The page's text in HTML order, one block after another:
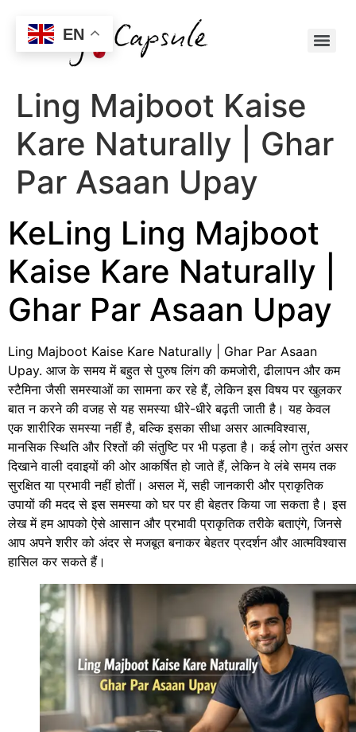
Ling Majboot Kaise
Kare Naturally | Ghar
Par Asaan Upay
KeLing Ling Majboot
Kaise Kare Naturally |
Ghar Par Asaan Upay
Ling Majboot Kaise Kare Naturally | Ghar Par Asaan
Upay. आज के समय में बहुत से पुरुष लिंग की कमजोरी, ढीलापन और कम
स्टैमिना जैसी समस्याओं का सामना कर रहे हैं, लेकिन इस विषय पर खुलकर
बात न करने की वजह से यह समस्या धीरे-धीरे बढ़ती जाती है। यह केवल
एक शारीरिक समस्या नहीं है, बल्कि इसका सीधा असर आत्मविश्वास,
मानसिक स्थिति और रिश्तों की संतुष्टि पर भी पड़ता है। कई लोग तुरंत असर
दिखाने वाली दवाइयों की ओर आकर्षित हो जाते हैं, लेकिन वे लंबे समय तक
सुरक्षित या प्रभावी नहीं होतीं। असल में, सही जानकारी और प्राकृतिक
उपायों की मदद से इस समस्या को घर पर ही बेहतर किया जा सकता है। इस
लेख में हम आपको ऐसे आसान और प्रभावी प्राकृतिक तरीके बताएंगे, जिनसे
आप अपने शरीर को अंदर से मजबूत बनाकर बेहतर प्रदर्शन और आत्मविश्वास
हासिल कर सकते हैं।
EN